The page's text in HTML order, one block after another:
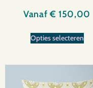
Vanaf€ 150,00
Opties selecteren